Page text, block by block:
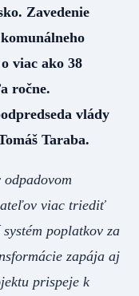
Zavedenie
viac ako 38
ročne.
vlády
Taraba.
viac triediť
poplatkov za
zapája aj
prispeje k